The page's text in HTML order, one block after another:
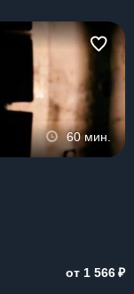
60 мин.
от 1 566₽